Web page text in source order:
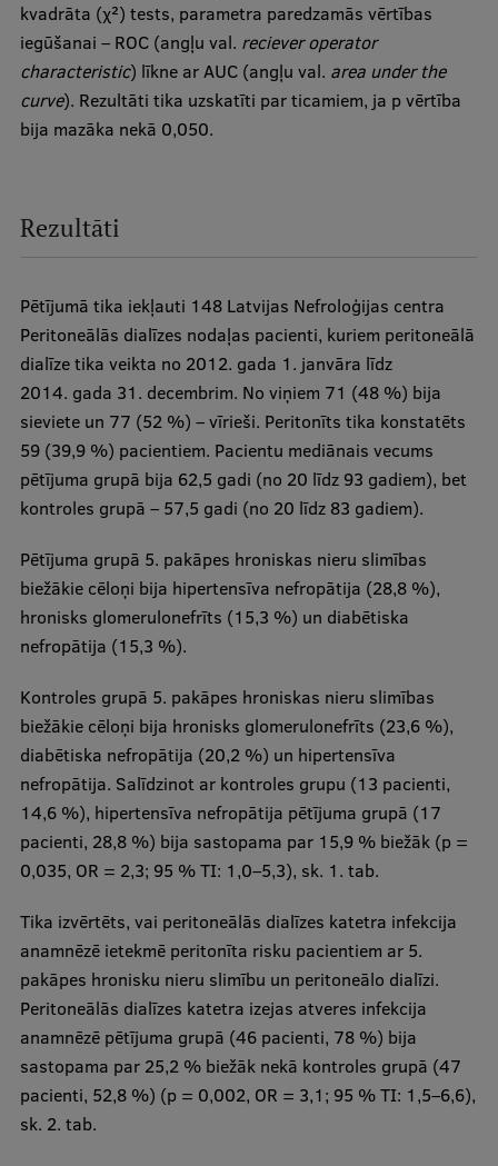
kvadrāta (χ²) tests, parametra paredzamās vērtības
iegūšanai – ROC (angļu val. reciever operator
characteristic) līkne ar AUC (angļu val. area under the
curve). Rezultāti tika uzskatīti par ticamiem, ja p vērtība
bija mazāka nekā 0,050.
Rezultāti
Pētījumā tika iekļauti 148 Latvijas Nefroloģijas centra
Peritoneālās dialīzes nodaļas pacienti, kuriem peritoneālā
dialīze tika veikta no 2012. gada 1. janvāra līdz
2014. gada 31. decembrim. No viņiem 71 (48 %) bija
sieviete un 77 (52 %) – vīrieši. Peritonīts tika konstatēts
59 (39,9 %) pacientiem. Pacientu mediānais vecums
pētījuma grupā bija 62,5 gadi (no 20 līdz 93 gadiem), bet
kontroles grupā – 57,5 gadi (no 20 līdz 83 gadiem).
Pētījuma grupā 5. pakāpes hroniskas nieru slimības
biežākie cēloņi bija hipertensīva nefropātija (28,8 %),
hronisks glomerulonefrīts (15,3 %) un diabētiska
nefropātija (15,3 %).
Kontroles grupā 5. pakāpes hroniskas nieru slimības
biežākie cēloņi bija hronisks glomerulonefrīts (23,6 %),
diabētiska nefropātija (20,2 %) un hipertensīva
nefropātija. Salīdzinot ar kontroles grupu (13 pacienti,
14,6 %), hipertensīva nefropātija pētījuma grupā (17
pacienti, 28,8 %) bija sastopama par 15,9 % biežāk (p =
0,035, OR = 2,3; 95 % TI: 1,0–5,3), sk. 1. tab.
Tika izvērtēts, vai peritoneālās dialīzes katetra infekcija
anamnēzē ietekmē peritonīta risku pacientiem ar 5.
pakāpes hronisku nieru slimību un peritoneālo dialīzi.
Peritoneālās dialīzes katetra izejas atveres infekcija
anamnēzē pētījuma grupā (46 pacienti, 78 %) bija
sastopama par 25,2 % biežāk nekā kontroles grupā (47
pacienti, 52,8 %) (p = 0,002, OR = 3,1; 95 % TI: 1,5–6,6),
sk. 2. tab.